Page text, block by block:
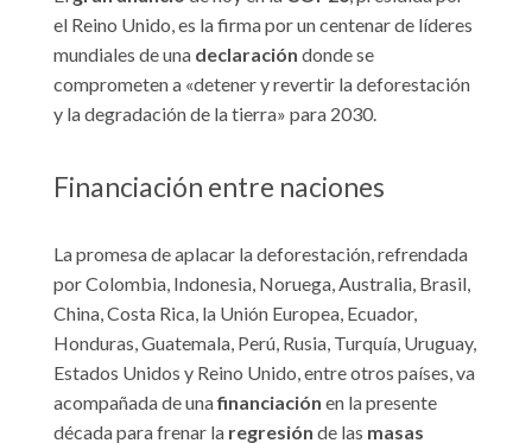
el Reino Unido, es la firma por un centenar de líderes
mundiales de una declaración donde se
comprometen a «detener y revertir la deforestación
y la degradación de la tierra» para 2030.
Financiación entre naciones
La promesa de aplacar la deforestación, refrendada
por Colombia, Indonesia, Noruega, Australia, Brasil,
China, Costa Rica, la Unión Europea, Ecuador,
Honduras, Guatemala, Perú, Rusia, Turquía, Uruguay,
Estados Unidos y Reino Unido, entre otros países, va
acompañada de unafinanciación en la presente
década para frenar la regresión de las masas